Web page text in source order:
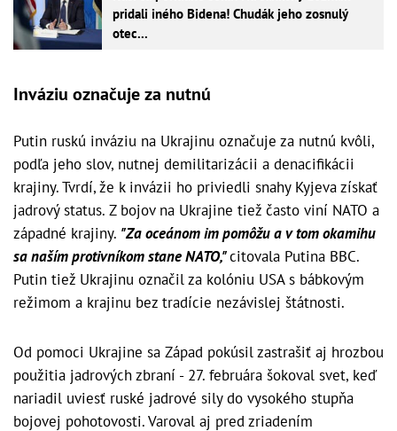
pridali iného Bidena! Chudák jeho zosnulý
otec...
Inváziu označuje za nutnú
Putin ruskú inváziu na Ukrajinu označuje za nutnú kvôli,
podľa jeho slov, nutnej demilitarizácii a denacifikácii
krajiny. Tvrdí, že k invázii ho priviedli snahy Kyjeva získať
jadrový status. Z bojov na Ukrajine tiež často viní NATO a
západné krajiny. "Za oceánom im pomôžu a v tom okamihu
sa naším protivníkom stane NATO,"citovala Putina BBC.
Putin tiež Ukrajinu označil za kolóniu USA s bábkovým
režimom a krajinu bez tradície nezávislej štátnosti.
Od pomoci Ukrajine sa Západ pokúsil zastrašiť aj hrozbou
použitia jadrových zbraní - 27. februára šokoval svet, keď
nariadil uviesť ruské jadrové sily do vysokého stupňa
bojovej pohotovosti. Varoval aj pred zriadením